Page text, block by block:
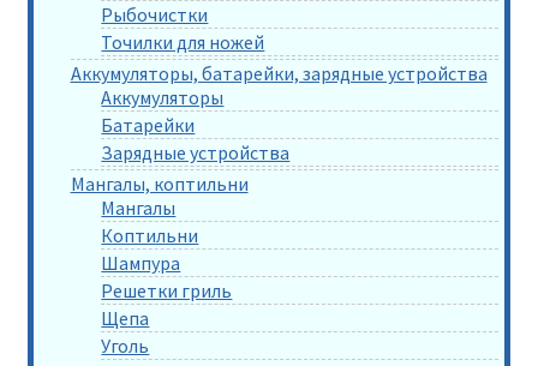
Рыбочистки
Точилки для ножей
Аккумуляторы, батарейки, зарядные устройства
Аккумуляторы
Батарейки
Зарядные устройства
Мангалы, коптильни
Мангалы
Коптильни
Шампура
Решетки гриль
Щепа
Уголь